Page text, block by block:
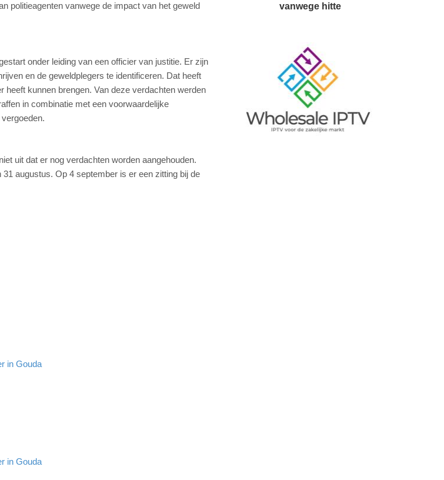
politieagenten vanwege de impact van het geweld
onder leiding van een officier van justitie. Er zijn
en de geweldplegers te identificeren. Dat heeft
kunnen brengen. Van deze verdachten werden
in combinatie met een voorwaardelijke
uit dat er nog verdachten worden aangehouden.
augustus. Op 4 september is er een zitting bij de
in Gouda
in Gouda
vanwege hitte